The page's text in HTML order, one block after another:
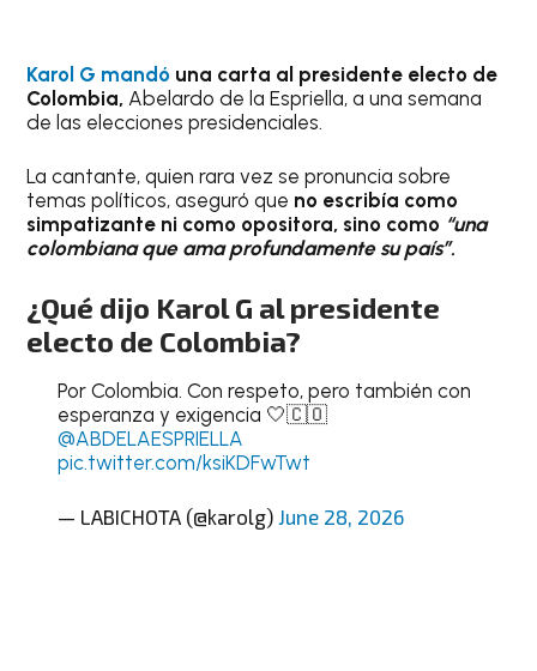
Karol G mandó una carta al presidente electo de
Colombia, Abelardo de la Espriella, a una semana
de las elecciones presidenciales.
La cantante, quien rara vez se pronuncia sobre
temas políticos, aseguró que no escribía como
simpatizante ni como opositora, sino como “una
colombiana que ama profundamente su país”.
¿Qué dijo Karol G al presidente
electo de Colombia?
Por Colombia. Con respeto, pero también con
esperanza y exigencia 🤍🇨🇴
@ABDELAESPRIELLA
pic.twitter.com/ksiKDFwTwt
— LABICHOTA (@karolg) June 28, 2026